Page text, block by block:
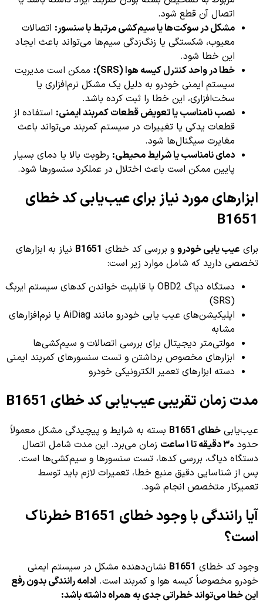
اتصال آن قطع شود.
مشکل در سوکت‌ها یا سیم‌کشی مرتبط با سنسور: اتصالات
معیوب، شکستگی یا زنگ‌زدگی سیم‌ها می‌تواند باعث ایجاد
این خطا شود.
خطا در واحد کنترل کیسه هوا (SRS):
ممکن است مدیریت
سیستم ایمنی خودرو به دلیل یک مشکل نرم‌افزاری یا
سخت‌افزاری، این خطا را ثبت کرده باشد.
نصب نامناسب یا تعویض قطعات کمربند ایمنی: استفاده از
قطعات یدکی یا تغییرات در سیستم کمربند می‌تواند باعث
مغایرت سیگنال‌ها شود.
دمای نامناسب یا شرایط محیطی: رطوبت بالا یا دمای بسیار
پایین ممکن است باعث اختلال در عملکرد سنسورها شود.
ابزارهای مورد نیاز برای عیب‌یابی کد خطای
B1651
برای عیب یابی خودرو و بررسی کد خطای B1651 نیاز به ابزارهای
تخصصی دارید که شامل موارد زیر است:
دستگاه دیاگ OBD2 با قابلیت خواندن کدهای سیستم ایربگ
(SRS)
اپلیکیشن‌های عیب یابی خودرو مانند AiDiag یا نرم‌افزارهای
مشابه
مولتی‌متر دیجیتال برای بررسی اتصالات و سیم‌کشی‌ها
ابزارهای مخصوص برداشتن و تست سنسورهای کمربند ایمنی
دسته ابزارهای تعمیر الکترونیکی خودرو
مدت زمان تقریبی عیب‌یابی کد خطای B1651
عیب‌یابی خطای B1651
بسته به شرایط و پیچیدگی مشکل معمولاً
حدود ۳۰ دقیقه تا ۱ ساعت
زمان می‌برد. این مدت شامل اتصال
دستگاه دیاگ، بررسی کدها، تست سنسورها و سیم‌کشی‌ها است.
پس از شناسایی دقیق منبع خطا، تعمیرات لازم باید توسط
تعمیرکار متخصص انجام شود.
آیا رانندگی با وجود خطای B1651 خطرناک
است؟
وجود کد خطای B1651 نشان‌دهنده مشکل در سیستم ایمنی
خودرو مخصوصاً کیسه هوا و کمربند است. ادامه رانندگی بدون رفع
این خطا می‌تواند خطراتی جدی به همراه داشته باشد: